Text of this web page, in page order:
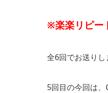
※楽楽リピー
全6回でお送りし
5回目の今回は